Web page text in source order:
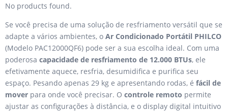
No products found.
Se você precisa de uma solução de resfriamento versátil que se
adapte a vários ambientes, o Ar Condicionado Portátil PHILCO
(Modelo PAC12000QF6) pode ser a sua escolha ideal. Com uma
poderosa capacidade de resfriamento de 12.000 BTUs, ele
efetivamente aquece, resfria, desumidifica e purifica seu
espaço. Pesando apenas 29 kg e apresentando rodas, é fácil de
mover para onde você precisar. O controle remoto permite
ajustar as configurações à distância, e o display digital intuitivo